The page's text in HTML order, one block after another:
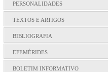
PERSONALIDADES
TEXTOS E ARTIGOS
BIBLIOGRAFIA
EFEMÉRIDES
BOLETIM INFORMATIVO